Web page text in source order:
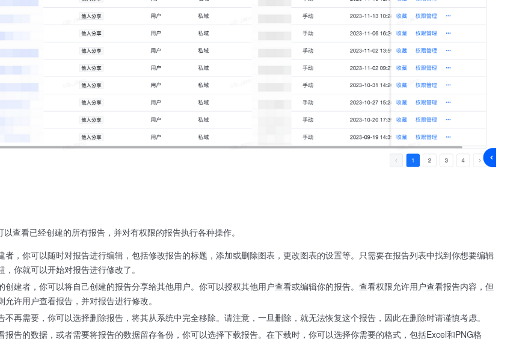
查看已经创建的所有报告，并对有权限的报告执行各种操作。
者，你可以随时对报告进行编辑，包括修改报告的标题，添加或删除图表，更改图表的设置等。只需要在报告列表中找到你想要编辑
你就可以开始对报告进行修改了。
创建者，你可以将自己创建的报告分享给其他用户。你可以授权其他用户查看或编辑你的报告。查看权限允许用户查看报告内容，但
许用户查看报告，并对报告进行修改。
不再需要，你可以选择删除报告，将其从系统中完全移除。请注意，一旦删除，就无法恢复这个报告，因此在删除时请谨慎考虑。
报告的数据，或者需要将报告的数据留存备份，你可以选择下载报告。在下载时，你可以选择你需要的格式，包括Excel和PNG格